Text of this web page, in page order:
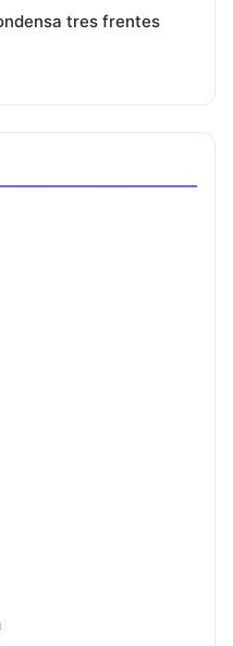
tres frentes